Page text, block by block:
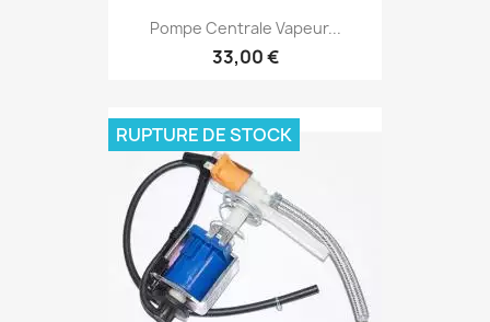
Pompe Centrale Vapeur...
33,00 €
RUPTURE DE STOCK